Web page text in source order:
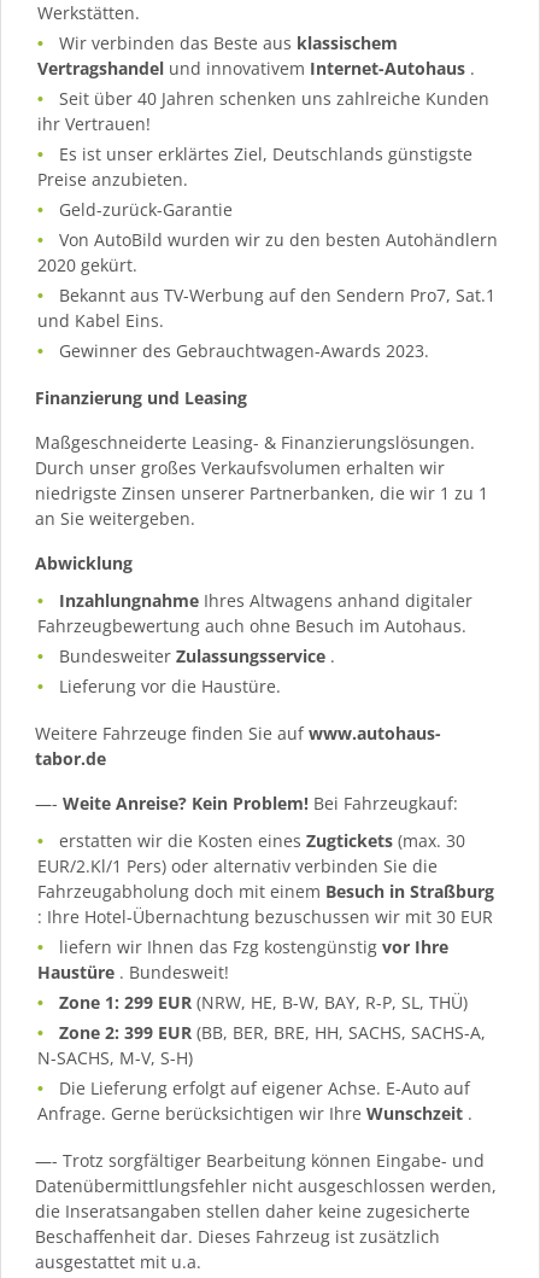
Werkstätten.
Wir verbinden das Beste aus klassischem
Vertragshandel und innovativem Internet-Autohaus .
Seit über 40 Jahren schenken uns zahlreiche Kunden
ihr Vertrauen!
Es ist unser erklärtes Ziel, Deutschlands günstigste
Preise anzubieten.
Geld-zurück-Garantie
Von AutoBild wurden wir zu den besten Autohändlern
2020 gekürt.
Bekannt aus TV-Werbung auf den Sendern Pro7, Sat.1
und Kabel Eins.
Gewinner des Gebrauchtwagen-Awards 2023.
Finanzierung und Leasing
Maßgeschneiderte Leasing- & Finanzierungslösungen.
Durch unser großes Verkaufsvolumen erhalten wir
niedrigste Zinsen unserer Partnerbanken, die wir 1 zu 1
an Sie weitergeben.
Abwicklung
Inzahlungnahme Ihres Altwagens anhand digitaler
Fahrzeugbewertung auch ohne Besuch im Autohaus.
BundesweiterZulassungsservice .
Lieferung vor die Haustüre.
Weitere Fahrzeuge finden Sie aufwww.autohaus-
tabor.de
—- Weite Anreise? Kein Problem! Bei Fahrzeugkauf:
erstatten wir die Kosten einesZugtickets(max. 30
EUR/2.Kl/1 Pers) oder alternativ verbinden Sie die
Fahrzeugabholung doch mit einem Besuch in Straßburg
: Ihre Hotel-Übernachtung bezuschussen wir mit 30 EUR
liefern wir Ihnen das Fzg kostengünstigvor Ihre
Haustüre . Bundesweit!
Zone 1: 299 EUR (NRW, HE, B-W, BAY, R-P, SL, THÜ)
Zone 2: 399 EUR (BB, BER, BRE, HH, SACHS, SACHS-A,
N-SACHS, M-V, S-H)
Die Lieferung erfolgt auf eigener Achse. E-Auto auf
Anfrage. Gerne berücksichtigen wir Ihre Wunschzeit .
—- Trotz sorgfältiger Bearbeitung können Eingabe- und
Datenübermittlungsfehler nicht ausgeschlossen werden,
die Inseratsangaben stellen daher keine zugesicherte
Beschaffenheit dar. Dieses Fahrzeug ist zusätzlich
ausgestattet mit u.a.